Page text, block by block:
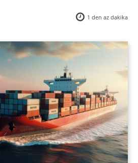
1 den az dakika